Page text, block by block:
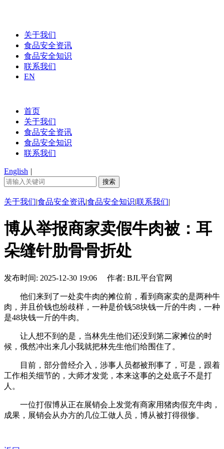
关于我们
食品安全资讯
食品安全知识
联系我们
EN
首页
关于我们
食品安全资讯
食品安全知识
联系我们
English |
关于我们|食品安全资讯|食品安全知识|联系我们|
博从举报商家卖假牛肉被：耳
朵缝针肋骨骨折处
发布时间: 2025-12-30 19:06 作者: BJL平台官网
他们来到了一处卖牛肉的摊位前，看到商家卖的是两种牛
肉，并且价钱也纷歧样，一种是价钱58块钱一斤的牛肉，一种
是48块钱一斤的牛肉。
让人想不到的是，当林先生他们还没到第二家摊位的时
候，俄然冲出来几小我就把林先生他们给围住了。
目前，部分曾经介入，涉事人员都被刑事了，可是，跟着
工作相关细节的，大师才发觉，本来这事的之处底子不是打
人。
一位打假博从正在展销会上发觉有商家用猪肉假充牛肉，
成果，展销会从办方的几位工做人员，博从被打得很惨。